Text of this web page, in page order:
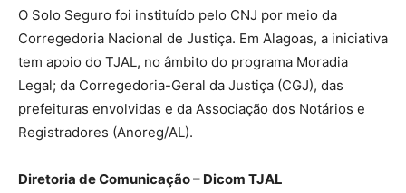
O Solo Seguro foi instituído pelo CNJ por meio da
Corregedoria Nacional de Justiça. Em Alagoas, a iniciativa
tem apoio do TJAL, no âmbito do programa Moradia
Legal; da Corregedoria-Geral da Justiça (CGJ), das
prefeituras envolvidas e da Associação dos Notários e
Registradores (Anoreg/AL).
Diretoria de Comunicação – Dicom TJAL